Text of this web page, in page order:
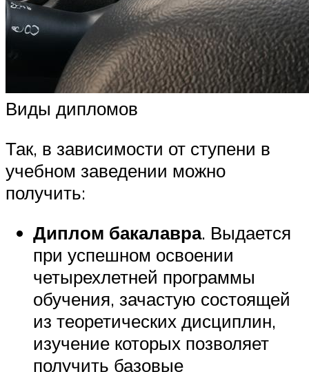
Виды дипломов
Так, в зависимости от ступени в
учебном заведении можно
получить:
Диплом бакалавра. Выдается
при успешном освоении
четырехлетней программы
обучения, зачастую состоящей
из теоретических дисциплин,
изучение которых позволяет
получить базовые